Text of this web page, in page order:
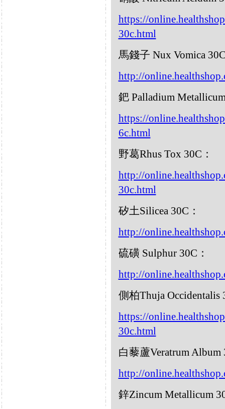
https://
30c.html
馬錢子 Nux Vomica
http://
鈀 Palladium
https://
6c.html
野葛Rhus Tox 30C：
http://
30c.html
矽土Silicea 30C：
http://
硫磺 Sulphur 30C：
http://
側柏Thuja Occidentalis
https://
30c.html
白藜蘆Veratrum Album
http://
鋅Zincum Metallicum